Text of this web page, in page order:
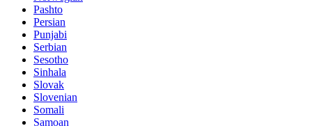
Pashto
Persian
Punjabi
Serbian
Sesotho
Sinhala
Slovak
Slovenian
Somali
Samoan